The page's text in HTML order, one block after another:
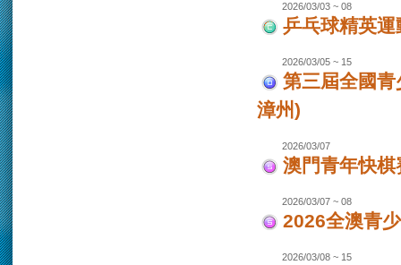
2026/03/03 ~ 08
乒乓球精英
2026/03/05 ~ 15
第三屆全國
漳州)
2026/03/07
澳門青年快棋
2026/03/07 ~ 08
2026全澳青
2026/03/08 ~ 15